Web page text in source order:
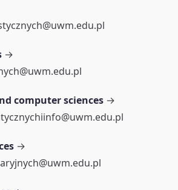
→
computer sciences →
→